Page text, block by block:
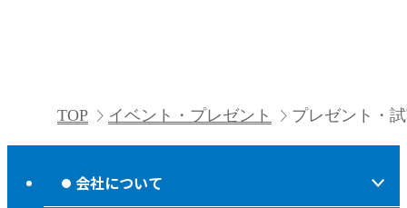
TOP イベント・プレゼント プレゼント・
会社について